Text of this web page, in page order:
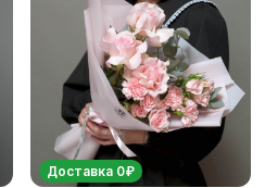
Доставка 0₽